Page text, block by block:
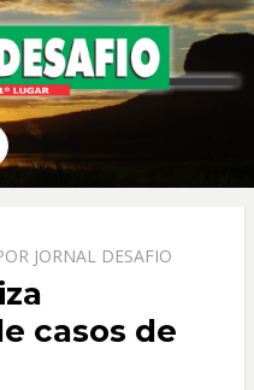
em 1º Lugar
JORNAL DESAFIO
casos de